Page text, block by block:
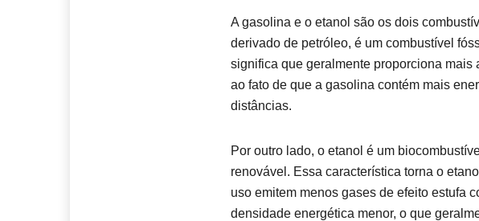
A gasolina e o etanol são os dois
derivado de petróleo, é um combustível
significa que geralmente proporciona
ao fato de que a gasolina contém mais
distâncias.
Por outro lado, o etanol é um
renovável. Essa característica torna o
uso emitem menos gases de efeito estufa
densidade energética menor, o que